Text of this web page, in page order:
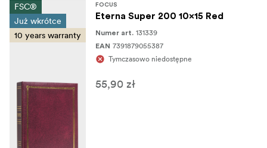
FSC®
Już wkrótce
10 years warranty
FOCUS
Eterna Super 200 10x15 Red
Numer art. 131339
EAN 7391879055387
Tymczasowo niedostępne
55,90 zł